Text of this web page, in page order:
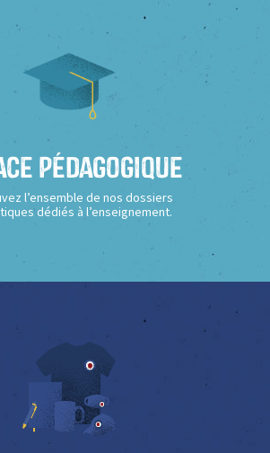
Pédagogique
l’ensemble de nos dossiers
dédiés à l’enseignement.